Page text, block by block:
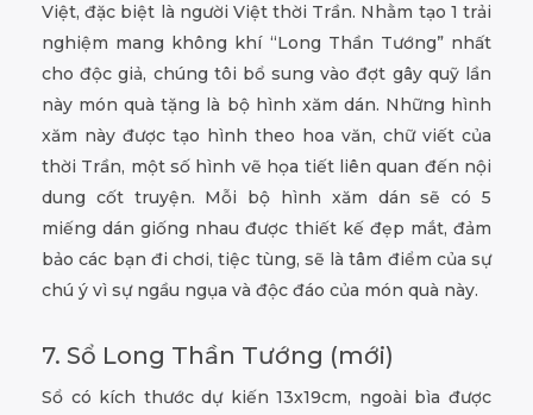
Việt, đặc biệt là người Việt thời Trần. Nhằm tạo 1 trải
nghiệm mang không khí “Long Thần Tướng” nhất
cho độc giả, chúng tôi bổ sung vào đợt gây quỹ lần
này món quà tặng là bộ hình xăm dán. Những hình
xăm này được tạo hình theo hoa văn, chữ viết của
thời Trần, một số hình vẽ họa tiết liên quan đến nội
dung cốt truyện. Mỗi bộ hình xăm dán sẽ có 5
miếng dán giống nhau được thiết kế đẹp mắt, đảm
bảo các bạn đi chơi, tiệc tùng, sẽ là tâm điểm của sự
chú ý vì sự ngầu ngụa và độc đáo của món quà này.
7. Sổ Long Thần Tướng (mới)
Sổ có kích thước dự kiến 13x19cm, ngoài bìa được